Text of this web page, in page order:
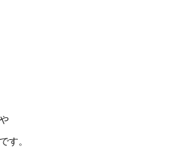
す。